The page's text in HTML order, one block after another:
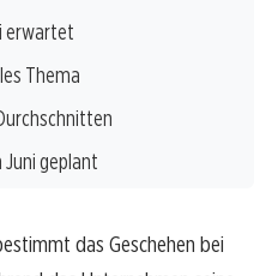
erwartet
Thema
geplant
das Geschehen bei